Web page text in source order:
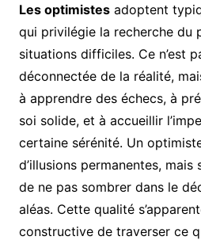
Les optimistesadoptent
qui privilégie la recherche du
situations difficiles. Ce n’est
déconnectée de la réalité,
à apprendre des échecs, à
soi solide, et à accueillir
certaine sérénité. Un
d’illusions permanentes,
de ne pas sombrer dans le
aléas. Cette qualité
constructive de traverser ce